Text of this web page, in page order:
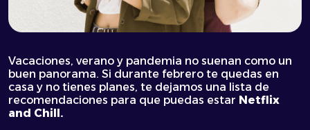
Vacaciones, verano y pandemia no suenan como un
buen panorama. Si durante febrero te quedas en
casa y no tienes planes, te dejamos una lista de
recomendaciones para que puedas estar Netflix
and Chill.